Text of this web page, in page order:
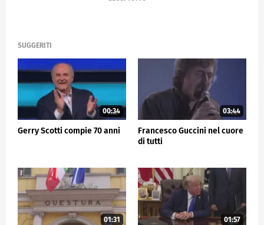
SUGGERITI
00:34
Gerry Scotti compie 70 anni
03:44
Francesco Guccini nel cuore
di tutti
01:31 01:57